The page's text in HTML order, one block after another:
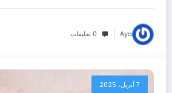
Aya 0 تعليقات
7 أبريل، 2025